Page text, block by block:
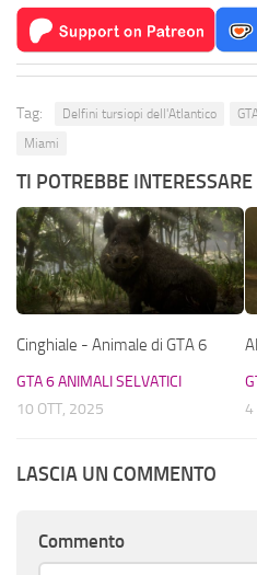
Tag: Delfini tursiopi dell'Atlantico
Miami
TI POTREBBE
Cinghiale - Animale di GTA 6
GTA 6 ANIMALI SELVATICI
10 OTT, 2025
4
LASCIA UN COMMENTO
Commento